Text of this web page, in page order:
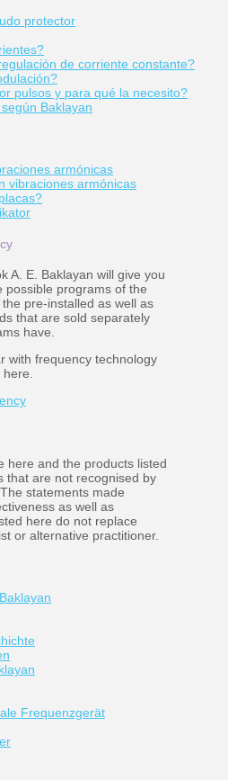
protector
de corriente constante?
pulsos y para qué la necesito?
Baklayan
armónicas
vibraciones armónicas
A. E. Baklayan will give you
possible programs of the
pre-installed as well as
that are sold separately
have.
with frequency technology
here.
here and the products listed
that are not recognised by
statements made
as well as
here do not replace
or alternative practitioner.
Frequenzgerät